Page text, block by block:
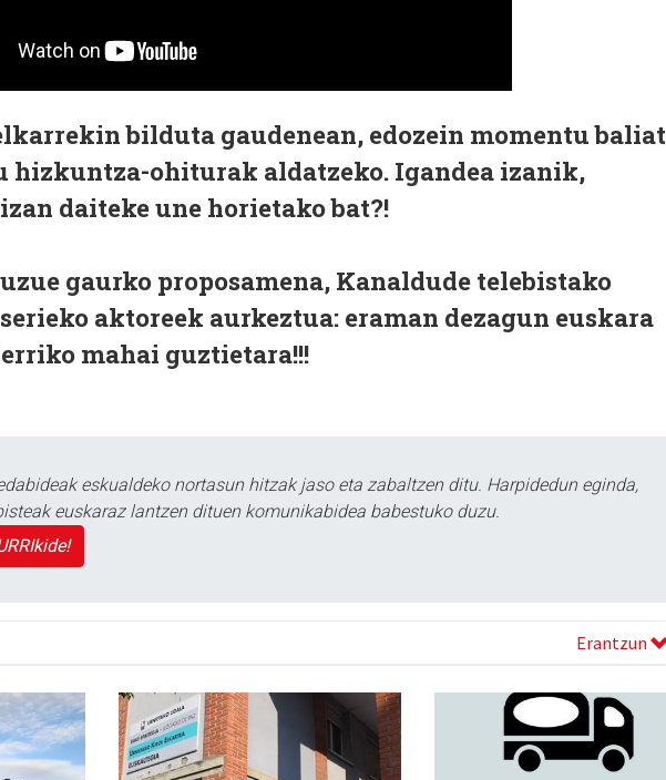
bilduta gaudenean, edozein momentu
hizkuntza-ohiturak aldatzeko. Igandea izanik,
daiteke une horietako bat?!
gaurko proposamena, Kanaldude telebistako
aktoreek aurkeztua: eraman dezagun euskara
mahai guztietara!!!
eskualdeko nortasun hitzak jaso eta zabaltzen ditu. Harpidedun eginda,
euskaraz lantzen dituen komunikabidea babestuko duzu.
Erantzun